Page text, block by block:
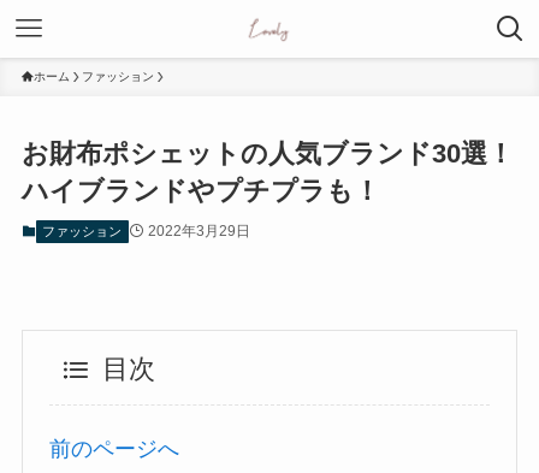
ホーム ファッション
お財布ポシェットの人気ブランド30選！
ハイブランドやプチプラも！
ファッション 2022年3月29日
目次
前のページへ